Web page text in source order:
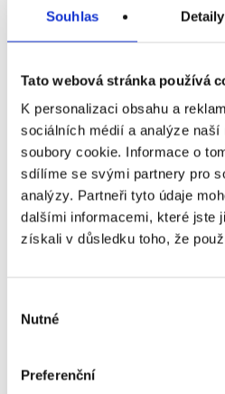
Souhlas Detaily
Tato webová stránka používá
K personalizaci obsahu a
sociálních médií a analýze
soubory cookie. Informace o
sdílíme se svými partnery pro
analýzy. Partneři tyto údaje
dalšími informacemi, které jste
získali v důsledku toho, že
souhlasu
Nutné
Preferenční
O NÁS
NAŠE PROJEKTY
KARIÉRA
NABÍZENÉ SLUŽBY
KONTAKTY
Ke stažení